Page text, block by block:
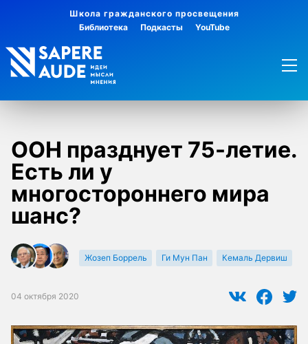
Школа гражданского просвещения
Библиотека
Подкасты YouTube
ООН празднует 75-летие.
Есть ли у
многостороннего мира
шанс?
Жозеп Боррель Ги Мун Пан Кемаль Дервиш
04 октября 2020